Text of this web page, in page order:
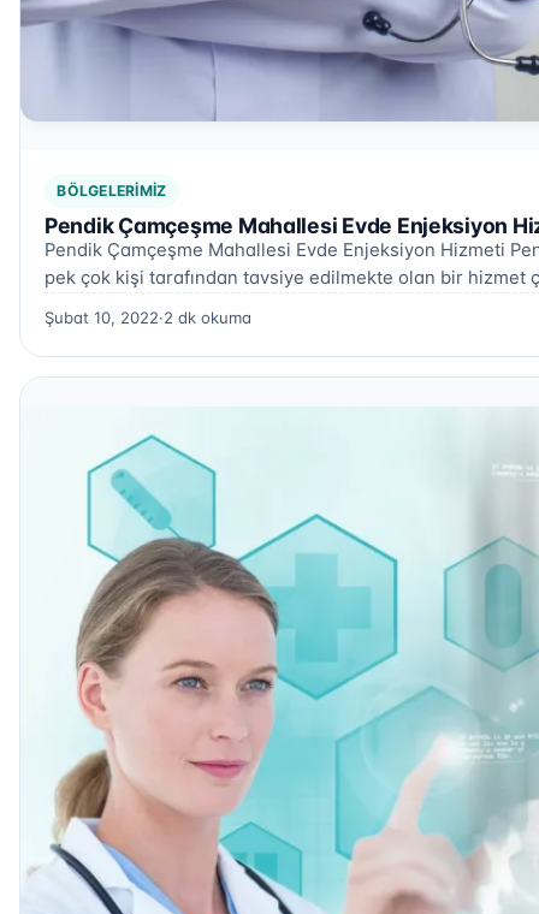
BÖLGELERIMIZ
Pendik Çamçeşme Mahallesi Evde Enjeksiyon
Pendik Çamçeşme Mahallesi Evde Enjeksiyon Hizmeti
pek çok kişi tarafından tavsiye edilmekte olan bir hizmet
Şubat 10, 2022·2 dk okuma